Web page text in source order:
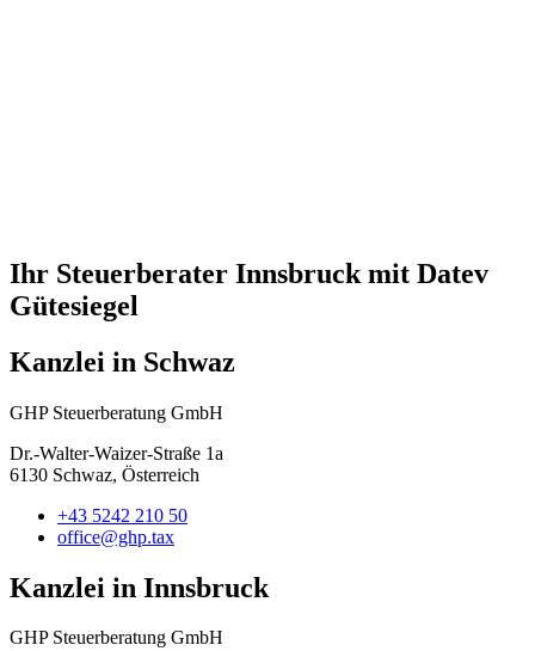
Ihr Steuerberater Innsbruck mit Datev
Gütesiegel
Kanzlei in Schwaz
GHP Steuerberatung GmbH
Dr.-Walter-Waizer-Straße 1a
6130 Schwaz, Österreich
+43 5242 210 50
office@ghp.tax
Kanzlei in Innsbruck
GHP Steuerberatung GmbH